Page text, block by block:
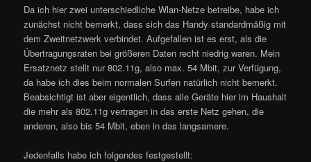
Da ich hier zwei unterschiedliche Wlan-Netze betreibe, habe ich
zunächst nicht bemerkt, dass sich das Handy standardmäßig mit
dem Zweitnetzwerk verbindet. Aufgefallen ist es erst, als die
Übertragungsraten bei größeren Daten recht niedrig waren. Mein
Ersatznetz stellt nur 802.11g, also max. 54 Mbit, zur Verfügung,
da habe ich dies beim normalen Surfen natürlich nicht bemerkt.
Beabsichtigt ist aber eigentlich, dass alle Geräte hier im Haushalt
die mehr als 802.11g vertragen in das erste Netz gehen, die
anderen, also bis 54 Mbit, eben in das langsamere.
Jedenfalls habe ich folgendes festgestellt: